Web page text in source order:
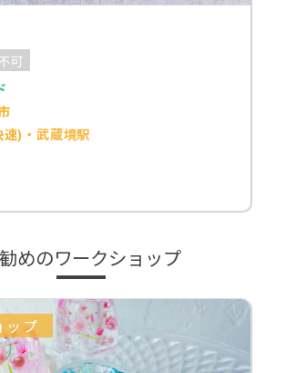
可
)・武蔵境駅
めのワークショップ
ップ